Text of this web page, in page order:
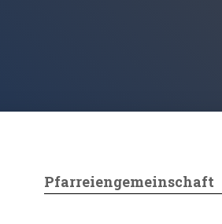
Pfarreiengemeinschaft